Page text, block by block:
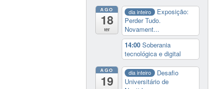
AGO
18
ter
dia inteiro
Exposição:
Perder Tudo.
Novament...
14:00Soberania
tecnológica e digital
AGO
19
dia inteiro
Desafio
Universitário de